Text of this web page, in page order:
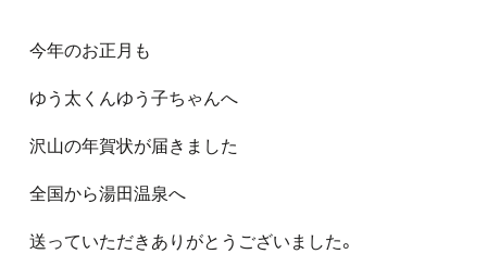
今年のお正月も
ゆう太くんゆう子ちゃんへ
沢山の年賀状が届きました
全国から湯田温泉へ
送っていただきありがとうございました。